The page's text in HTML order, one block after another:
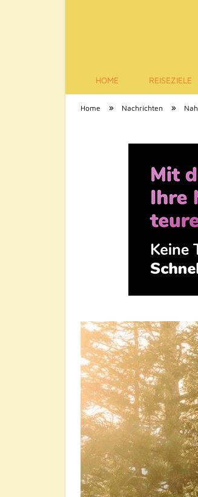
HOME REISEZIELE
Home » Nachrichten »